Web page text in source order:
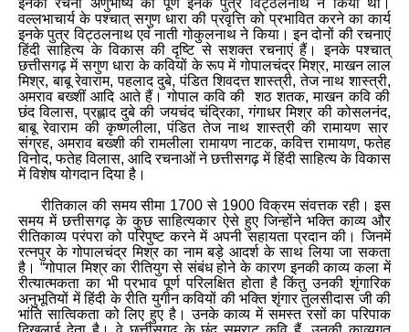
इनकी रचना अणुभाष्य को पूर्ण इनके पुत्र विट्ठलनाथ ने किया था।
वल्लभाचार्य के पश्चात् सगुण धारा की प्रवृत्ति को प्रभावित करने का कार्य
इनके पुत्र विट्ठलनाथ एवं नाती गोकुलनाथ ने किया। इन दोनों की रचनाएं
हिंदी साहित्य के विकास की दृष्टि से सशक्त रचनाएं हैं। इनके पश्चात्
छत्तीसगढ़ में सगुण धारा के कवियों के रूप में गोपालचंद्र मिश्र, माखन लाल
मिश्र, बाबू रेवाराम, पहलाद दुबे,पंडित शिवदत्त शास्त्री, तेज नाथ शास्त्री,
अमराव बख्शीं आदि आते हैं। गोपाल कवि की शठ शतक, माखन कवि की
छंद विलास, प्रह्लाद दुबे की जयचंद चंद्रिका, गंगाधर मिश्र की कोसलनंद,
बाबू रेवाराम की कृष्णलीला, पंडित तेज नाथ शास्त्री की रामायण सार
संग्रह, अमराव बख्शी की रामलीला रामायण नाटक, कवित्त रामायण, फतेह
विनोद, फतेह विलास, आदि रचनाओं ने छत्तीसगढ़ में हिंदी साहित्य के विकास
में विशेष योगदान दिया है।
रीतिकाल की समय सीमा 1700 से 1900 विक्रम संवत्तक रही। इस
समय में छत्तीसगढ़ के कुछ साहित्यकार ऐसे हुए जिन्होंने भक्ति काव्य और
रीतिकाव्य परंपरा को परिपुष्ट करने में अपनी सहायता प्रदान की। जिनमें
रत्नपुर के गोपालचंद्र मिश्र का नाम बड़े आदर्श के साथ लिया जा सकता
है। “गोपाल मिश्र का रीतियुग से संबंध होने के कारण इनकी काव्य कला में
रीत्यात्मकता का भी प्रभाव पूर्ण परिलक्षित होता है किंतु उनकी शृंगारिक
अनुभूतियों में हिंदी के रीति युगीन कवियों की भक्ति शृंगार तुलसीदास जी की
भांति सात्विकता को लिए हुए है। उनके काव्य में समस्त रसों का परिपाक